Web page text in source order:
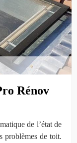
Rénov
de l’état de
problèmes de toit.